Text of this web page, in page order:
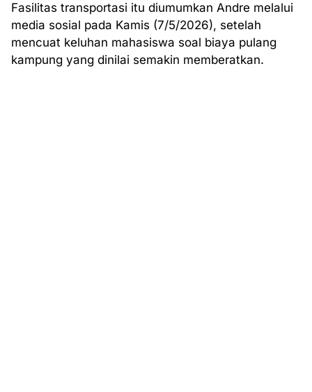
Fasilitas transportasi itu diumumkan Andre melalui
media sosial pada Kamis (7/5/2026), setelah
mencuat keluhan mahasiswa soal biaya pulang
kampung yang dinilai semakin memberatkan.